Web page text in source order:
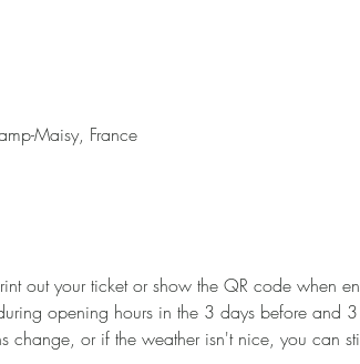
Maisy, France
out your ticket or show the QR code when
opening hours in the 3 days before and
change, or if the weather isn't nice, you can